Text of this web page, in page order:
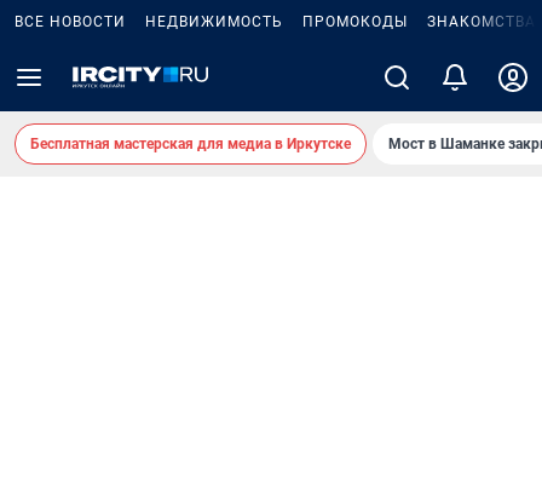
ВСЕ НОВОСТИ НЕДВИЖИМОСТЬ ПРОМОКОДЫ ЗНАКОМСТВА
Бесплатная мастерская для медиа в Иркутске Мост в Шаманке